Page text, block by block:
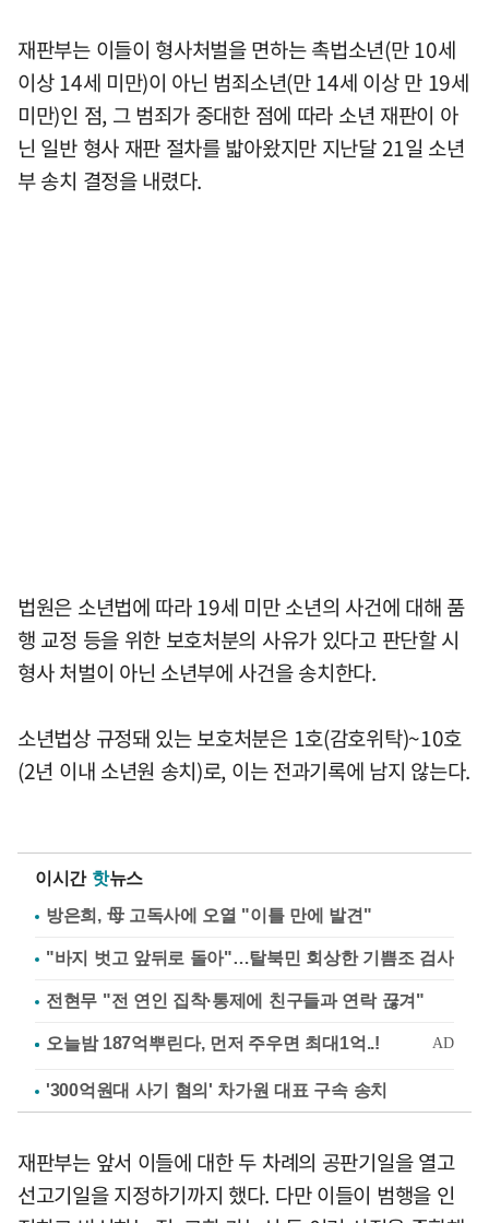
재판부는 이들이 형사처벌을 면하는 촉법소년(만 10세
이상 14세 미만)이 아닌 범죄소년(만 14세 이상 만 19세
미만)인 점, 그 범죄가 중대한 점에 따라 소년 재판이 아
닌 일반 형사 재판 절차를 밟아왔지만 지난달 21일 소년
부 송치 결정을 내렸다.
법원은 소년법에 따라 19세 미만 소년의 사건에 대해 품
행 교정 등을 위한 보호처분의 사유가 있다고 판단할 시
형사 처벌이 아닌 소년부에 사건을 송치한다.
소년법상 규정돼 있는 보호처분은 1호(감호위탁)~10호
(2년 이내 소년원 송치)로, 이는 전과기록에 남지 않는다.
이시간 핫뉴스
방은희, 母 고독사에 오열 "이틀 만에 발견"
"바지 벗고 앞뒤로 돌아"…탈북민 회상한 기쁨조 검사
전현무 "전 연인 집착·통제에 친구들과 연락 끊겨"
'300억원대 사기 혐의' 차가원 대표 구속 송치
재판부는 앞서 이들에 대한 두 차례의 공판기일을 열고
선고기일을 지정하기까지 했다. 다만 이들이 범행을 인